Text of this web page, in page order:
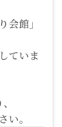
館」
ていま
。